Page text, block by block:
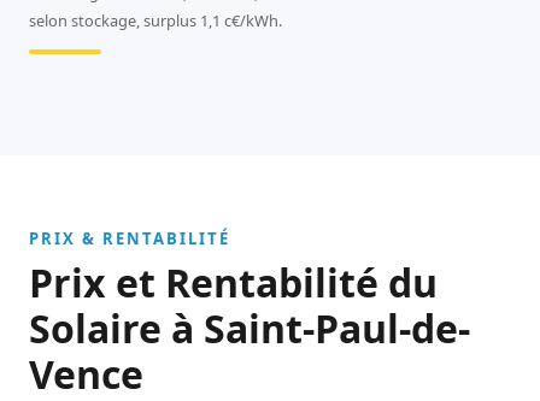
selon stockage, surplus 1,1 c€/kWh.
PRIX & RENTABILITÉ
Prix et Rentabilité du
Solaire à Saint-Paul-de-
Vence